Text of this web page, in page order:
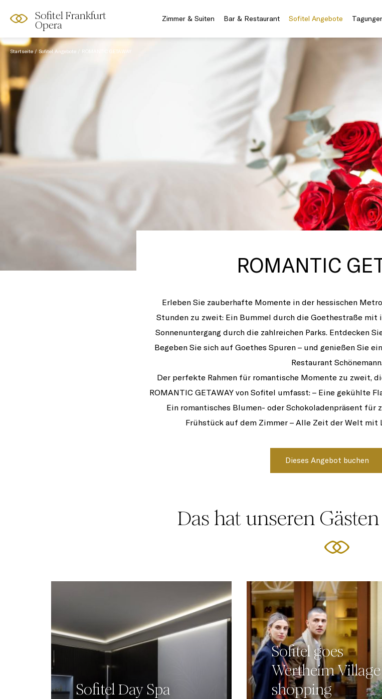
Sofitel Frankfurt
Opera
Zimmer & Suiten Bar & Restaurant Sofitel Angebote
Startseite Sofitel Angebote ROMANTIC GETAWAY
ROMANTIC
Erleben Sie zauberhafte Momente in der hessischen
Stunden zu zweit: Ein Bummel durch die Goethestraße mit
Sonnenuntergang durch die zahlreichen Parks. Entdecken
Begeben Sie sich auf Goethes Spuren – und genießen Sie
Restaurant
Der perfekte Rahmen für romantische Momente zu zweit,
ROMANTIC GETAWAY von Sofitel umfasst: – Eine gekühlte
Ein romantisches Blumen- oder Schokoladenpräsent für
Frühstück auf dem Zimmer – Alle Zeit der Welt mit
Das hat unseren
Sofitel Day Spa
Sofitel goes
Wertheim Village
shopping